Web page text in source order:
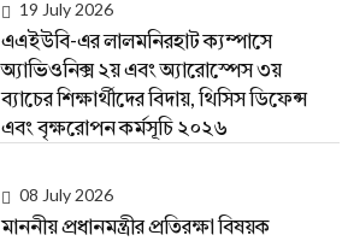
19 July 2026
এএইউবি-এর লালমনিরহাট ক্যম্পাসে
অ্যাভিওনিক্স ২য় এবং অ্যারোস্পেস ৩য়
ব্যাচের শিক্ষার্থীদের বিদায়, থিসিস ডিফেন্স
এবং বৃক্ষরোপন কর্মসূচি ২০২৬
08 July 2026
মাননীয় প্রধানমন্ত্রীর প্রতিরক্ষা বিষয়ক